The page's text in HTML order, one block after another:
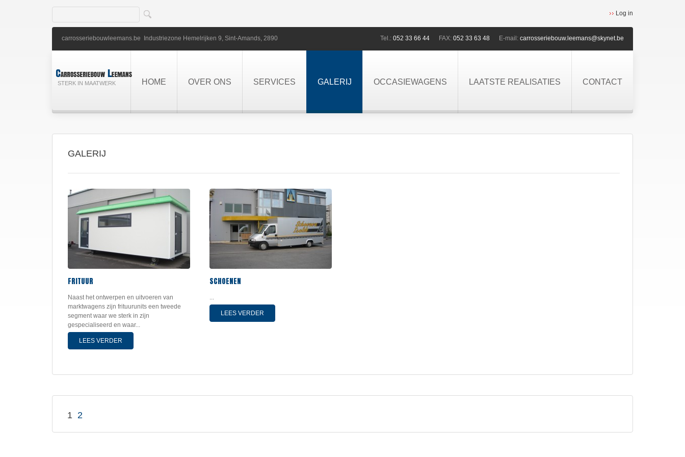
Log in
carrosseriebouwleemans.be Industriezone Hemelrijken 9, Sint-Amands, 2890 Tel.: 052 33 66 44 FAX: 052 33 63 48 E-mail: carrosseriebouw.leemans@skynet.be
STERK IN MAATWERK HOME OVER ONS SERVICES GALERIJ OCCASIEWAGENS LAATSTE REALISATIES CONTACT
GALERIJ
FRITUUR
Naast het ontwerpen en uitvoeren van
marktwagens zijn frituurunits een tweede
segment waar we sterk in zijn
gespecialiseerd en waar...
LEES VERDER
SCHOENEN
...
LEES VERDER
1 2